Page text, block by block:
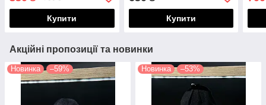
Купити Купити
Акційні пропозиції та новинки
Новинка –59% Новинка –53%